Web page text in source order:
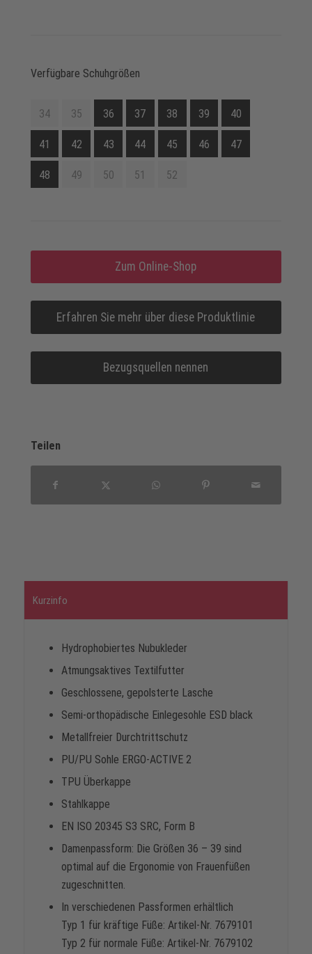
Verfügbare Schuhgrößen
34 35 36 37 38 39 40
41 42 43 44 45 46 47
48 49 50 51 52
Zum Online-Shop
Erfahren Sie mehr über diese Produktlinie
Bezugsquellen nennen
Teilen
Kurzinfo
Hydrophobiertes Nubukleder
Atmungsaktives Textilfutter
Geschlossene, gepolsterte Lasche
Semi-orthopädische Einlegesohle ESD black
Metallfreier Durchtrittschutz
PU/PU Sohle ERGO-ACTIVE 2
TPU Überkappe
Stahlkappe
EN ISO 20345 S3 SRC, Form B
Damenpassform: Die Größen 36 – 39 sind
optimal auf die Ergonomie von Frauenfüßen
zugeschnitten.
In verschiedenen Passformen erhältlich
Typ 1 für kräftige Füße: Artikel-Nr. 7679101
Typ 2 für normale Füße: Artikel-Nr. 7679102